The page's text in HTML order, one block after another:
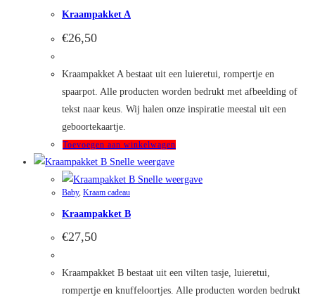
de
Kraampakket A
€26,50
Kraampakket A bestaat uit een luieretui, rompertje en
spaarpot. Alle producten worden bedrukt met afbeelding of
tekst naar keus. Wij halen onze inspiratie meestal uit een
geboortekaartje.
Toevoegen aan winkelwagen
Snelle weergave
Snelle weergave
Baby, Kraam cadeau
Kraampakket B
€27,50
Kraampakket B bestaat uit een vilten tasje, luieretui,
rompertje en knuffeloortjes. Alle producten worden bedrukt